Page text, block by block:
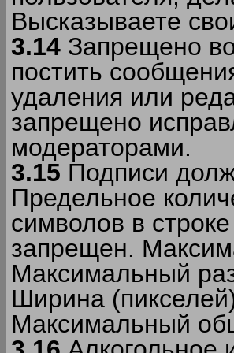
Высказываете
3.14 Запрещено
постить
удаления или
запрещено
модераторами.
3.15 Подписи
Предельное
символов в
запрещен.
Максимальный
Ширина
Максимальный